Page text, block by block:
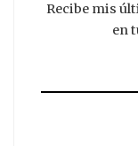
Recibe mis
en